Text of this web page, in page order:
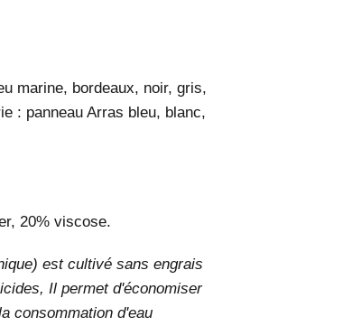
marine, bordeaux, noir, gris,
: panneau Arras bleu, blanc,
20% viscose.
est cultivé sans engrais
Il permet d'économiser
consommation d'eau